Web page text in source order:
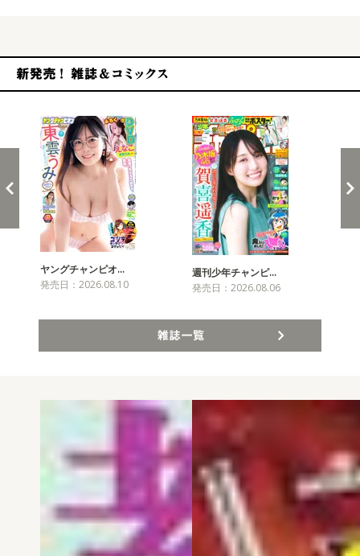
ヤングチャンピオ…
発売日：2026.08.10
週刊少年チャンピ…
発売日：2026.08.06